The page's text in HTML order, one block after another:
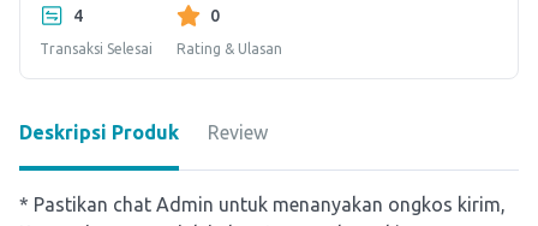
4
Transaksi Selesai
0
Rating & Ulasan
Deskripsi Produk Review
* Pastikan chat Admin untuk menanyakan ongkos kirim,